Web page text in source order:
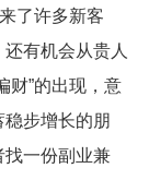
了许多新客
有机会从贵人
财”的出现，意
步增长的朋
找一份副业兼